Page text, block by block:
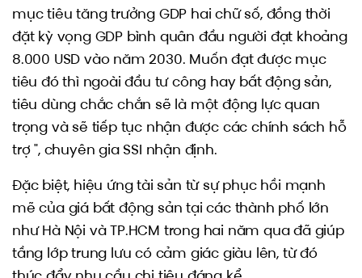
mục tiêu tăng trưởng GDP hai chữ số, đồng thời
đặt kỳ vọng GDP bình quân đầu người đạt khoảng
8.000 USD vào năm 2030. Muốn đạt được mục
tiêu đó thì ngoài đầu tư công hay bất động sản,
tiêu dùng chắc chắn sẽ là một động lực quan
trọng và sẽ tiếp tục nhận được các chính sách hỗ
trợ ", chuyên gia SSI nhận định.
Đặc biệt, hiệu ứng tài sản từ sự phục hồi mạnh
mẽ của giá bất động sản tại các thành phố lớn
như Hà Nội và TP.HCM trong hai năm qua đã giúp
tầng lớp trung lưu có cảm giác giàu lên, từ đó